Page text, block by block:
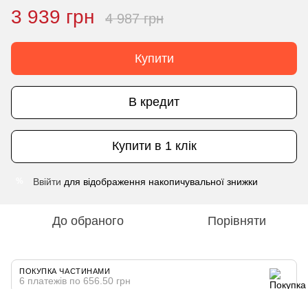
3 939 грн 4 987 грн
Купити
В кредит
Купити в 1 клік
Ввійти для відображення накопичувальної знижки
До обраного Порівняти
ПОКУПКА ЧАСТИНАМИ
6 платежів по 656.50 грн